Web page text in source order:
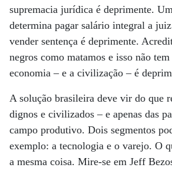
supremacia jurídica é deprimente.
determina pagar salário integral a
vender sentença é deprimente.
negros como matamos e isso não
economia – e a civilização – é
A solução brasileira deve vir do que
dignos e civilizados – e apenas das
campo produtivo. Dois segmentos
exemplo: a tecnologia e o varejo. O
a mesma coisa. Mire-se em Jeff